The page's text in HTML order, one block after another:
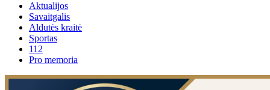
Aktualijos
Savaitgalis
Aldutės kraitė
Sportas
112
Pro memoria